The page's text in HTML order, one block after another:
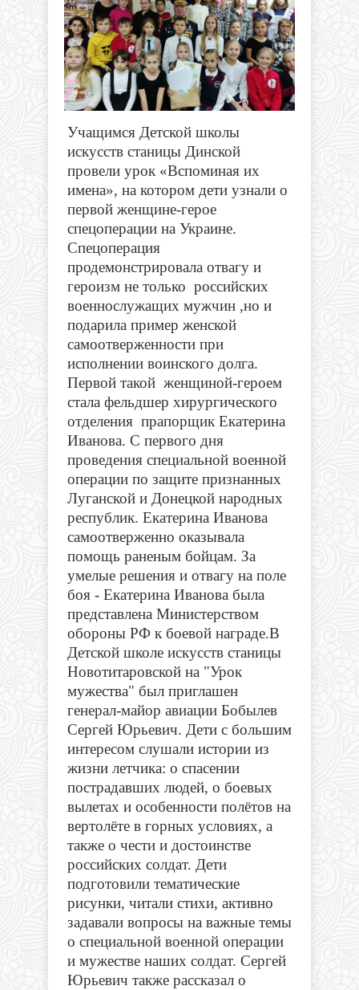
Учащимся Детской школы
искусств станицы Динской
провели урок «Вспоминая их
имена», на котором дети узнали о
первой женщине-герое
спецоперации на Украине.
Спецоперация
продемонстрировала отвагу и
героизм не только российских
военнослужащих мужчин ,но и
подарила пример женской
самоотверженности при
исполнении воинского долга.
Первой такой женщиной-героем
стала фельдшер хирургического
отделения прапорщик Екатерина
Иванова. С первого дня
проведения специальной военной
операции по защите признанных
Луганской и Донецкой народных
республик. Екатерина Иванова
самоотверженно оказывала
помощь раненым бойцам. За
умелые решения и отвагу на поле
боя - Екатерина Иванова была
представлена Министерством
обороны РФ к боевой награде.В
Детской школе искусств станицы
Новотитаровской на "Урок
мужества" был приглашен
генерал-майор авиации Бобылев
Сергей Юрьевич. Дети с большим
интересом слушали истории из
жизни летчика: о спасении
пострадавших людей, о боевых
вылетах и особенности полётов на
вертолёте в горных условиях, а
также о чести и достоинстве
российских солдат. Дети
подготовили тематические
рисунки, читали стихи, активно
задавали вопросы на важные темы
о специальной военной операции
и мужестве наших солдат. Сергей
Юрьевич также рассказал о